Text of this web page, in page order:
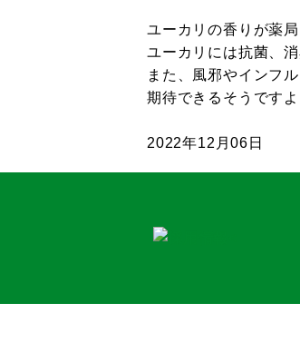
ユーカリの香りが薬
ユーカリには抗菌、
また、風邪やインフ
期待できるそうです
2022年12月06日